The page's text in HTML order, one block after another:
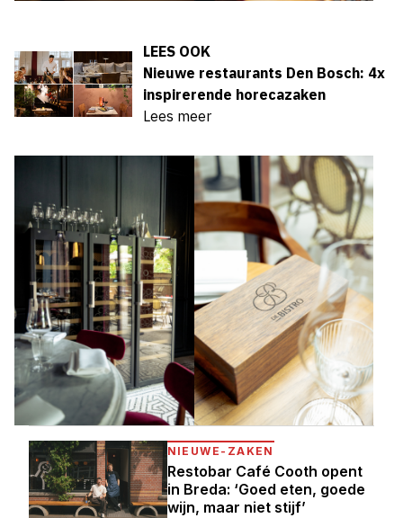
LEES OOK
Nieuwe restaurants Den Bosch: 4x
inspirerende horecazaken
Lees meer
NIEUWE-ZAKEN
Restobar Café Cooth opent
in Breda: ‘Goed eten, goede
wijn, maar niet stijf’